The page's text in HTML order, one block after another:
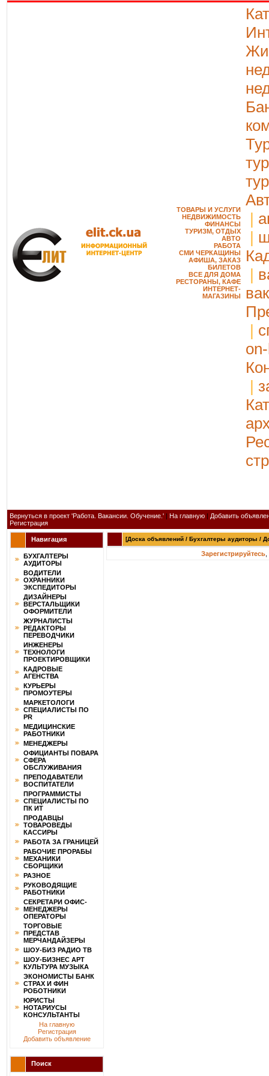
ТОВАРЫ И УСЛУГИ
НЕДВИЖИМОСТЬ
ФИНАНСЫ
ТУРИЗМ, ОТДЫХ
АВТО
РАБОТА
СМИ ЧЕРКАЩИНЫ
АФИША, ЗАКАЗ
БИЛЕТОВ
ВСЕ ДЛЯ ДОМА
РЕСТОРАНЫ, КАФЕ
ИНТЕРНЕТ-
МАГАЗИНЫ
|
|
|
|
|
Вернуться в проект 'Работа. Вакансии. Обучение.' | На главную | Добавить
Регистрация
Навигация
БУХГАЛТЕРЫ
АУДИТОРЫ
ВОДИТЕЛИ
ОХРАННИКИ
ЭКСПЕДИТОРЫ
ДИЗАЙНЕРЫ
ВЕРСТАЛЬЩИКИ
ОФОРМИТЕЛИ
ЖУРНАЛИСТЫ
РЕДАКТОРЫ
ПЕРЕВОДЧИКИ
ИНЖЕНЕРЫ
ТЕХНОЛОГИ
ПРОЕКТИРОВЩИКИ
КАДРОВЫЕ
АГЕНСТВА
КУРЬЕРЫ
ПРОМОУТЕРЫ
МАРКЕТОЛОГИ
СПЕЦИАЛИСТЫ ПО
PR
МЕДИЦИНСКИЕ
РАБОТНИКИ
МЕНЕДЖЕРЫ
ОФИЦИАНТЫ ПОВАРА
СФЕРА
ОБСЛУЖИВАНИЯ
ПРЕПОДАВАТЕЛИ
ВОСПИТАТЕЛИ
ПРОГРАММИСТЫ
СПЕЦИАЛИСТЫ ПО
ПК ИТ
ПРОДАВЦЫ
ТОВАРОВЕДЫ
КАССИРЫ
РАБОТА ЗА ГРАНИЦЕЙ
РАБОЧИЕ ПРОРАБЫ
МЕХАНИКИ
СБОРЩИКИ
РАЗНОЕ
РУКОВОДЯЩИЕ
РАБОТНИКИ
СЕКРЕТАРИ ОФИС-
МЕНЕДЖЕРЫ
ОПЕРАТОРЫ
ТОРГОВЫЕ
ПРЕДСТАВ
МЕРЧАНДАЙЗЕРЫ
ШОУ-БИЗ РАДИО ТВ
ШОУ-БИЗНЕС АРТ
КУЛЬТУРА МУЗЫКА
ЭКОНОМИСТЫ БАНК
СТРАХ И ФИН
РОБОТНИКИ
ЮРИСТЫ
НОТАРИУСЫ
КОНСУЛЬТАНТЫ
На главную
Регистрация
Добавить объявление
Поиск
[Доска объявлений / Бухгалтеры аудиторы /
Зарегистрируйтесь,